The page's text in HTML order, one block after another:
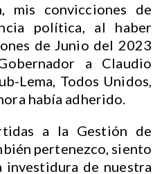
mis convicciones de
política, al haber
de Junio del 2023
a Claudio
Lema, Todos Unidos,
había adherido.
a la Gestión de
pertenezco, siento
investidura de nuestra